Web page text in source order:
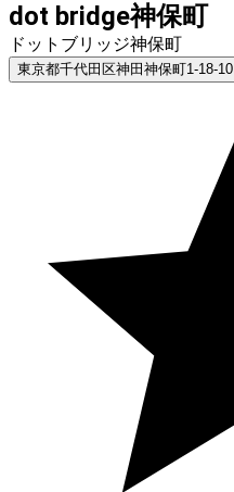
dot bridge神保町
ドットブリッジ神保町
東京都千代田区神田神保町1-18-10